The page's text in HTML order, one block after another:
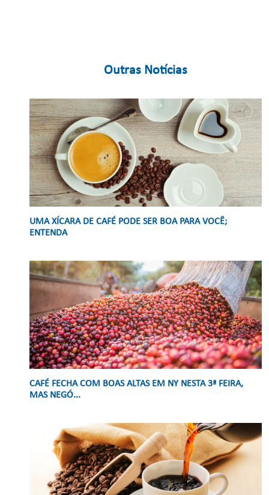
Outras Notícias
UMA XÍCARA DE CAFÉ PODE SER BOA PARA VOCÊ;
ENTENDA
CAFÉ FECHA COM BOAS ALTAS EM NY NESTA 3ª FEIRA,
MAS NEGÓ...